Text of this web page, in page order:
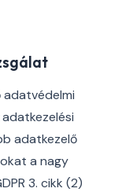
adatkezelő
a nagy
3. cikk (2)